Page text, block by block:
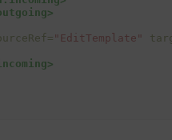
"EditTemplate"